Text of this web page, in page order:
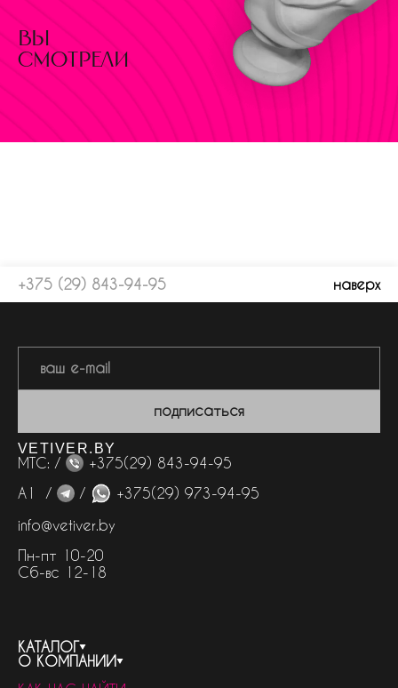
вы
смотрели
+375 (29) 843-94-95 наверх
подписаться
VETIVER.BY
МТС: /
+375(29) 843-94-95
А1 /
/
+375(29) 973-94-95
info@vetiver.by
Пн-пт 10-20
Сб-вс 12-18
КАТАЛОГ
О КОМПАНИИ